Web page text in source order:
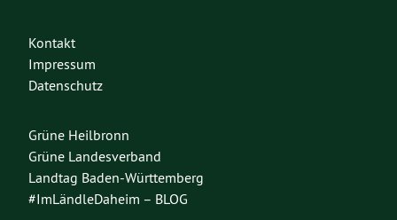
Kontakt
Impressum
Datenschutz
Grüne Heilbronn
Grüne Landesverband
Landtag Baden-Württemberg
#ImLändleDaheim – BLOG